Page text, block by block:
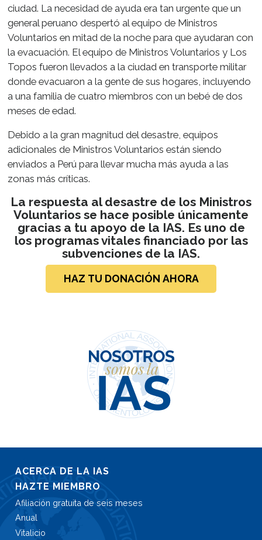
ciudad. La necesidad de ayuda era tan urgente que un
general peruano despertó al equipo de Ministros
Voluntarios en mitad de la noche para que ayudaran con
la evacuación. El equipo de Ministros Voluntarios y Los
Topos fueron llevados a la ciudad en transporte militar
donde evacuaron a la gente de sus hogares, incluyendo
a una familia de cuatro miembros con un bebé de dos
meses de edad.
Debido a la gran magnitud del desastre, equipos
adicionales de Ministros Voluntarios están siendo
enviados a Perú para llevar mucha más ayuda a las
zonas más críticas.
La respuesta al desastre de los Ministros
Voluntarios se hace posible únicamente
gracias a tu apoyo de la IAS. Es uno de
los programas vitales financiado por las
subvenciones de la IAS.
HAZ TU DONACIÓN AHORA
ACERCA DE LA IAS
HAZTE MIEMBRO
Afiliación gratuita de seis meses
Anual
Vitalicio